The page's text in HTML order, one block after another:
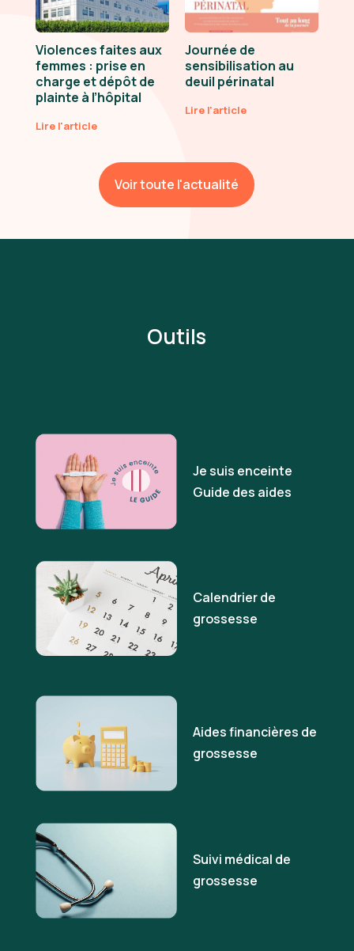
Violences faites aux
femmes : prise en
charge et dépôt de
plainte à l’hôpital
Lire l'article
Journée de
sensibilisation au
deuil périnatal
Lire l'article
Voir toute l'actualité
Outils
Je suis enceinte
Guide des aides
Calendrier de
grossesse
Aides financières de
grossesse
Suivi médical de
grossesse